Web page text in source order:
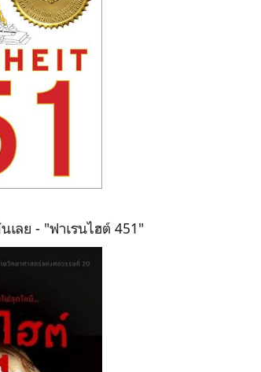
ลย - "ฟาเรนไฮต์ 451"